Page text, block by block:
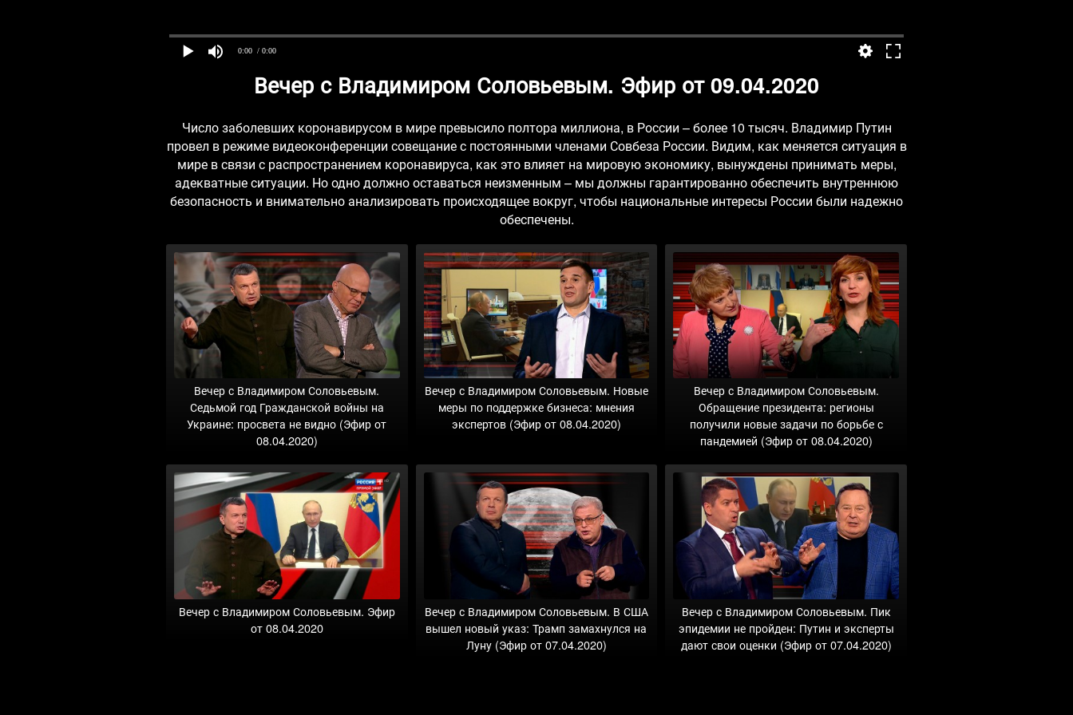
0:00 / 0:00
Вечер с Владимиром Соловьевым. Эфир от 09.04.2020
Число заболевших коронавирусом в мире превысило полтора миллиона, в России – более 10 тысяч. Владимир Путин
провел в режиме видеоконференции совещание с постоянными членами Совбеза России. Видим, как меняется ситуация в
мире в связи с распространением коронавируса, как это влияет на мировую экономику, вынуждены принимать меры,
адекватные ситуации. Но одно должно оставаться неизменным – мы должны гарантированно обеспечить внутреннюю
безопасность и внимательно анализировать происходящее вокруг, чтобы национальные интересы России были надежно
обеспечены.
Вечер с Владимиром Соловьевым.
Седьмой год Гражданской войны на
Украине: просвета не видно (Эфир от
08.04.2020)
Вечер с Владимиром Соловьевым. Новые
меры по поддержке бизнеса: мнения
экспертов (Эфир от 08.04.2020)
Вечер с Владимиром Соловьевым.
Обращение президента: регионы
получили новые задачи по борьбе с
пандемией (Эфир от 08.04.2020)
Вечер с Владимиром Соловьевым. Эфир
от 08.04.2020
Вечер с Владимиром Соловьевым. В США
вышел новый указ: Трамп замахнулся на
Луну (Эфир от 07.04.2020)
Вечер с Владимиром Соловьевым. Пик
эпидемии не пройден: Путин и эксперты
дают свои оценки (Эфир от 07.04.2020)